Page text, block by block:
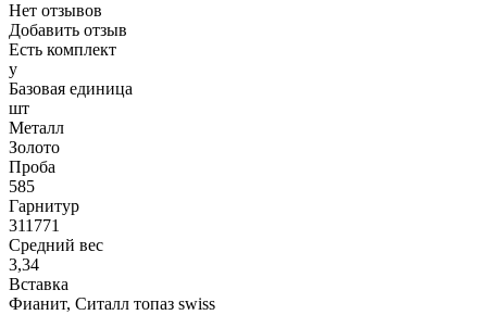
Нет отзывов
Добавить отзыв
Есть комплект
y
Базовая единица
шт
Металл
Золото
Проба
585
Гарнитур
311771
Средний вес
3,34
Вставка
Фианит, Ситалл топаз swiss